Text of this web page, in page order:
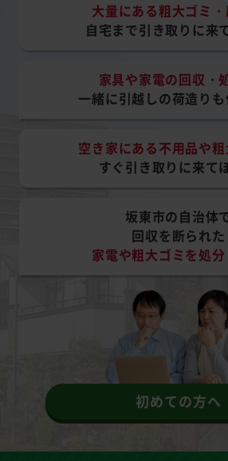
大量にある粗大ゴミ・
自宅まで引き取りに来
家具や家電の回収・
一緒に引越しの荷造り
空き家にある不用品や粗
すぐ引き取りに来て
坂東市の自治体
回収を断られた
家電や粗大ゴミを処
初めての方へ